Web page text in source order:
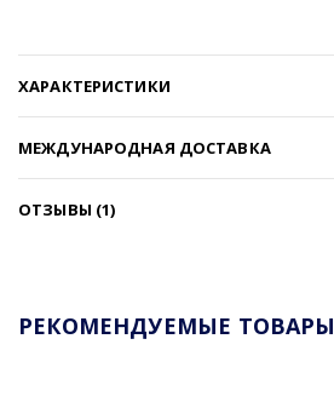
ХАРАКТЕРИСТИКИ
МЕЖДУНАРОДНАЯ ДОСТАВКА
ОТЗЫВЫ (1)
РЕКОМЕНДУЕМЫЕ ТОВАРЫ